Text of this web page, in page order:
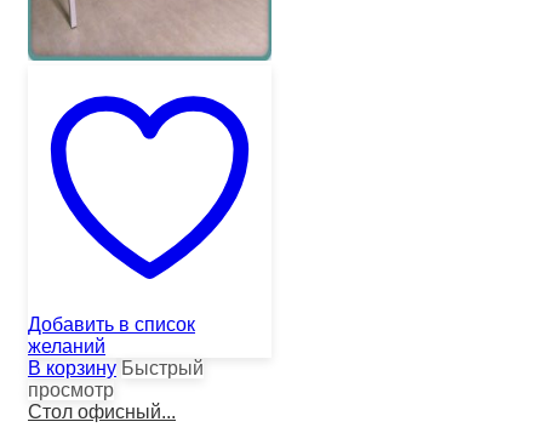
Добавить в список
желаний
В корзину Быстрый
просмотр
Стол офисный...